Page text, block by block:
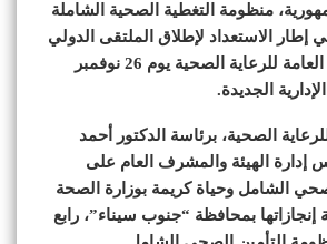
منظومة التغطية الصحية الشاملة
2019، وفي إطار الاستعداد لإطلاق الملتقى الدولي
السنوي الرابع للهيئة العامة للرعاية الصحية يوم 26 نوفمبر
الجديدة.
الصحية، برئاسة الدكتور أحمد
الهيئة والمشرف العام على
الشامل وحياة كريمة بوزارة الصحة
بمحافظة “جنوب سيناء”، رابع